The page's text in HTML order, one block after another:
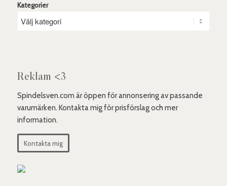
Kategorier
Reklam <3
Spindelsven.com är öppen för annonsering av passande
varumärken. Kontakta mig för prisförslag och mer
information.
Kontakta mig